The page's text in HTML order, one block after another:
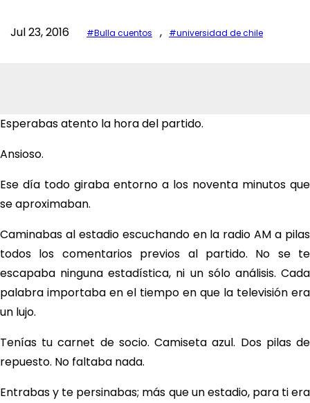
Jul 23, 2016 #Bulla cuentos , #universidad de chile
Esperabas atento la hora del partido.
Ansioso.
Ese día todo giraba entorno a los noventa minutos que
se aproximaban.
Caminabas al estadio escuchando en la radio AM a pilas
todos los comentarios previos al partido. No se te
escapaba ninguna estadística, ni un sólo análisis. Cada
palabra importaba en el tiempo en que la televisión era
un lujo.
Tenías tu carnet de socio. Camiseta azul. Dos pilas de
repuesto. No faltaba nada.
Entrabas y te persinabas; más que un estadio, para ti era